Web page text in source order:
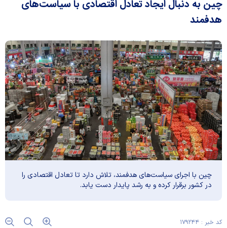
چین به دنبال ایجاد تعادل اقتصادی با سیاست‌های
هدفمند
چین با اجرای سیاست‌های هدفمند، تلاش دارد تا تعادل اقتصادی را
در کشور برقرار کرده و به رشد پایدار دست یابد.
کد خبر : ۱۷۹۲۴۴